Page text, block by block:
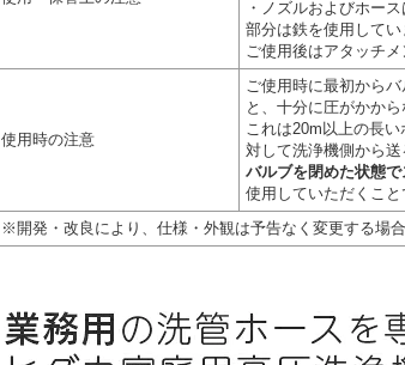
・ノズルおよびホー
部分は鉄を使用してい
ご使用後はアタッチ
使用時の注意
ご使用時に最初から
と、十分に圧がかから
これは20m以上の長
対して洗浄機側から送
バルブを閉めた状態
使用していただくこと
※開発・改良により、仕様・外観は予告なく変更する場